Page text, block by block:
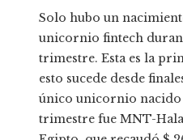
Solo hubo un
unicornio fintech
trimestre. Esta es la
esto sucede desde
único unicornio
trimestre fue MNT-